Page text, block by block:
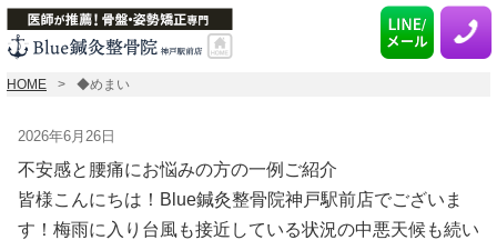
HOME ◆めまい
2026年6月26日
不安感と腰痛にお悩みの方の一例ご紹介
皆様こんにちは！Blue鍼灸整骨院神戸駅前店でございま
す！梅雨に入り台風も接近している状況の中悪天候も続い